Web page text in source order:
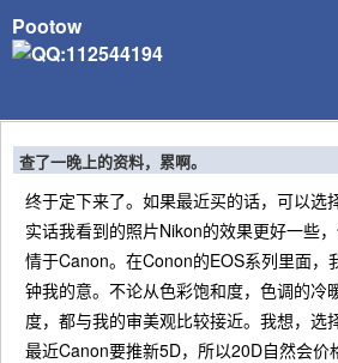
Pootow
查了一晚上的资料，累啊。
终于定下来了。如果最近买的话，可以选
实话我看到的照片Nikon的效果更好一些
情于Canon。在Conon的EOS系列里面，
钟我的意。不论从色彩饱和度，色调的冷
度，都与我的审美观比较接近。我想，选
最近Canon要推新5D，所以20D自然会价